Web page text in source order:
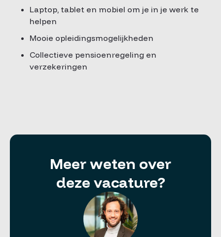
Laptop, tablet en mobiel om je in je werk te
helpen
Mooie opleidingsmogelijkheden
Collectieve pensioenregeling en
verzekeringen
Meer weten over
deze vacature?